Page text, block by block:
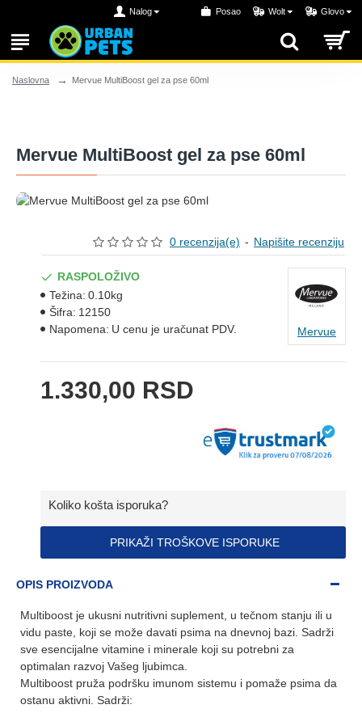
Nalog Posao Wolt Glovo
Naslovna Mervue MultiBoost gel za pse 60ml
Mervue MultiBoost gel za pse 60ml
0 recenzija(e) - Napišite recenziju
1.330,00 RSD
RASPOLOŽIVO
Težina: 0.10kg
Šifra: 12150
Napomena: U cenu je uračunat PDV. Mervue
Koliko košta isporuka?
PRIKAŽI TROŠKOVE ISPORUKE
OPIS PROIZVODA
Multiboost je ukusni nutritivni suplement, u tečnom stanju ili u
vidu paste, koji se može davati psima na dnevnoj bazi. Sadrži
sve esencijalne vitamine i minerale koji su potrebni za
optimalan razvoj Vašeg ljubimca.
Multiboost pruža podršku imunom sistemu i pomaže psima da
ostanu aktivni. Sadrži: